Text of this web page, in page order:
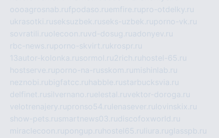
oooagrosnab.rufpodaso.ruemfire.rupro-otdelky.ru
ukrasotki.ruseksuzbek.ruseks-uzbek.ruporno-vk.ru
sovratili.ruolecoon.ruvd-dosug.ruadonyev.ru
rbc-news.ruporno-skvirt.rukrospr.ru
13autor-kolonka.rusormol.ru2rich.ru hostel-65.ru
hostserve.ruporno-na-russkom.ru mishinlab.ru
neznobi.rubigfatcc.ru habble.rustarbucksvia.ru
delfinet.rusilvernano.ruelestal.ruvektor-doroga.ru
velotrenajery.rupronso54.ru lenasever.ru lovinskix.ru
show-pets.rusmartnews03.rudiscofoxworld.ru
miraclecoon.rupongup.ru hostel65.ru liura.ruglasspb.ru